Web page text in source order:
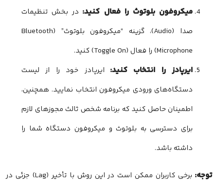
میکروفون بلوتوث را فعال کنید: در بخش تنظیمات
صدا (Audio)، گزینه “میکروفون بلوتوث” (Bluetooth
Microphone) را فعال (Toggle On) کنید.
ایرپادز را انتخاب کنید: ایرپادز خود را از لیست
دستگاه‌های ورودی میکروفون انتخاب نمایید. همچنین،
اطمینان حاصل کنید که برنامه شخص ثالث مجوزهای لازم
برای دسترسی به بلوتوث و میکروفون دستگاه شما را
داشته باشد.
توجه:
برخی کاربران ممکن است در این روش با تأخیر (Lag) جزئی در